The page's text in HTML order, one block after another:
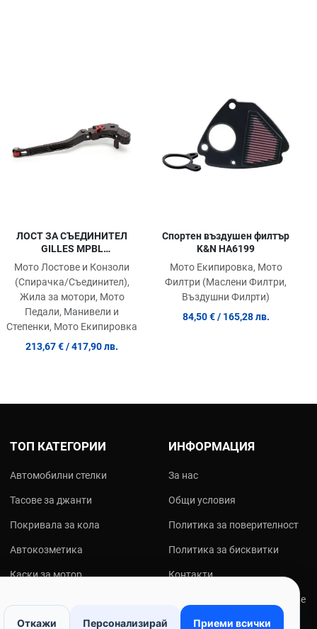
ЛОСТ ЗА СЪЕДИНИТЕЛ
GILLES MPBL
APRILIA/HONDA/YAMAHA
Мото Лостове и Конзоли
(Спирачка/Съединител),
Жила за мотори, Мото
Педали, Манивели и
Степенки, Мото Екипировка
213,67 € / 417,90 лв.
Спортен въздушен филтър
K&N HA6199
Мото Екипировка, Мото
Филтри (Маслени Филтри,
Въздушни Филрти)
84,50 € / 165,28 лв.
ТОП КАТЕГОРИИ
Автомобилни стелки
Тасове за джанти
Покривала за кола
Автокозметика
Каски за мотор
ИНФОРМАЦИЯ
За нас
Общи условия
Политика за поверителност
Политика за бисквитки
Контакти
Онлайн решаване на спорове
Откажи Персонализирай Приеми всички